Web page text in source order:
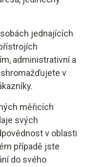
jednajících
administrativní a
v
měřicích
svých
v oblasti
případě jste
do svého